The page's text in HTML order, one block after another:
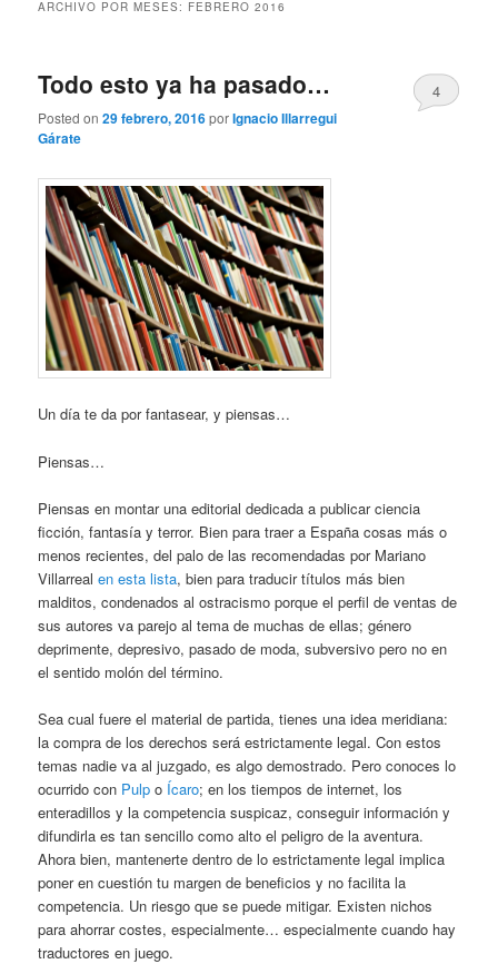
ARCHIVO POR MESES: FEBRERO 2016
Todo esto ya ha pasado…
Posted on29 febrero, 2016porIgnacio Illarregui
Gárate
4
Un día te da por fantasear, y piensas…
Piensas…
Piensas en montar una editorial dedicada a publicar ciencia
ficción, fantasía y terror. Bien para traer a España cosas más o
menos recientes, del palo de las recomendadas por Mariano
Villarrealen esta lista, bien para traducir títulos más bien
malditos, condenados al ostracismo porque el perfil de ventas de
sus autores va parejo al tema de muchas de ellas; género
deprimente, depresivo, pasado de moda, subversivo pero no en
el sentido molón del término.
Sea cual fuere el material de partida, tienes una idea meridiana:
la compra de los derechos será estrictamente legal. Con estos
temas nadie va al juzgado, es algo demostrado. Pero conoces lo
ocurrido con Pulp o Ícaro; en los tiempos de internet, los
enteradillos y la competencia suspicaz, conseguir información y
difundirla es tan sencillo como alto el peligro de la aventura.
Ahora bien, mantenerte dentro de lo estrictamente legal implica
poner en cuestión tu margen de beneficios y no facilita la
competencia. Un riesgo que se puede mitigar. Existen nichos
para ahorrar costes, especialmente… especialmente cuando hay
traductores en juego.